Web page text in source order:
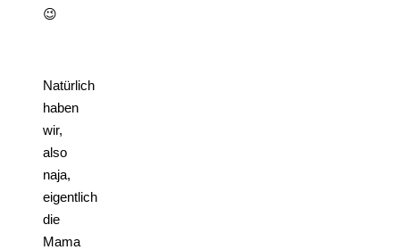
😉
Natürlich
haben
wir,
also
naja,
eigentlich
die
Mama